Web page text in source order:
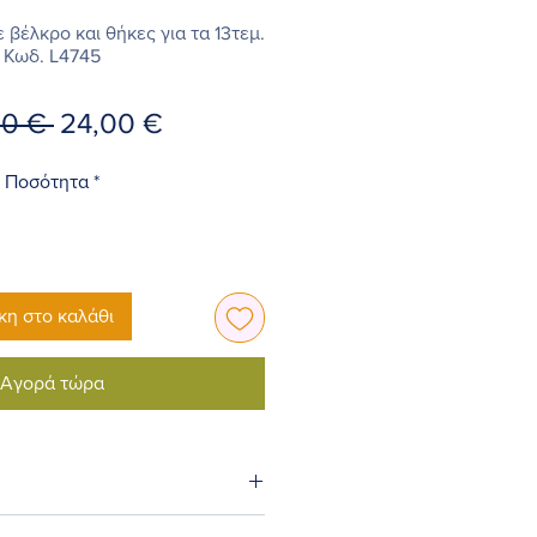
και θήκες για τα 13τεμ.
Κωδ. L4745
€ Κανονική
24,00 €
Ποσότητα *
στο καλάθι
Αγορά τώρα